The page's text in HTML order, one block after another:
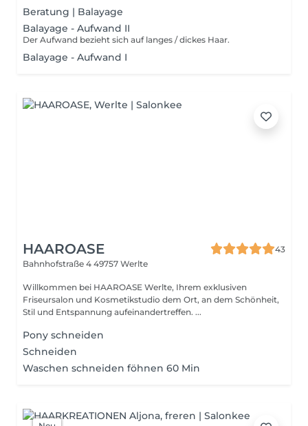
Beratung | Balayage
Balayage - Aufwand II
Der Aufwand bezieht sich auf langes / dickes Haar.
Balayage - Aufwand I
HAAROASE
43
Bahnhofstraße 4 49757 Werlte
Willkommen bei HAAROASE Werlte, Ihrem exklusiven
Friseursalon und Kosmetikstudio dem Ort, an dem Schönheit,
Stil und Entspannung aufeinandertreffen. ...
Pony schneiden
Schneiden
Waschen schneiden föhnen 60 Min